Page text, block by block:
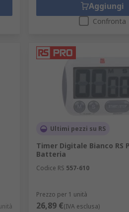
Aggiungi
Confronta
Ultimi pezzi su RS
Timer Digitale Bianco RS
Batteria
Codice RS 557-610
Prezzo per 1 unità
26,89 €(IVA esclusa)